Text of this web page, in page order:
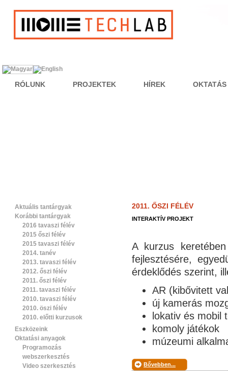
RÓLUNK PROJEKTEK HÍREK OKTATÁS
Aktuális tantárgyak
Korábbi tantárgyak
2016 tavaszi félév
2015 őszi félév
2015 tavaszi félév
2014. tanév
2013. tavaszi félév
2012. őszi félév
2011. őszi félév
2011. tavaszi félév
2010. tavaszi félév
2010. öszi félév
2010. előtti kurzusok
Eszközeink
Oktatási anyagok
Programozás
webszerkesztés
Video szerkesztés
2011. ŐSZI FÉLÉV
INTERAKTÍV PROJEKT
A kurzus
fejlesztésére,
érdeklődés szerint,
AR (kibővitett
új kamerás
lokativ és mobil
komoly játékok
múzeumi
Bővebben...